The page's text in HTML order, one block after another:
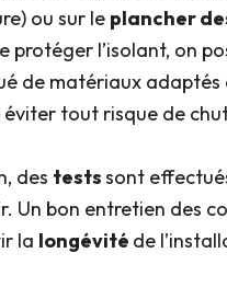
ou sur le plancher
protéger l’isolant, on
de matériaux adaptés
tout risque de
des testssont
Un bon entretien des
la longévité de